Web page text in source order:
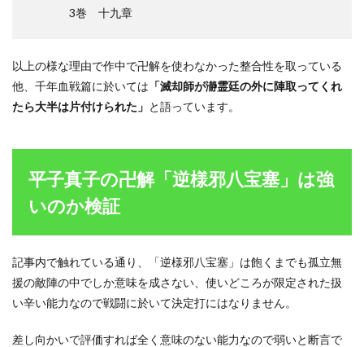
3巻 十九章
以上の様な理由で作中で卍解を使わなかった整合性を取っている
他、千年血戦篇に於いては 「滅却師が瀞霊廷の外に陣取ってくれ
たら大半は片付けられた」 と語っています。
平子真子の卍解「逆様邪八宝塞」は強
いのか検証
記事内で触れている通り、「逆様邪八宝塞」は飽くまでも孤立無
援の敵陣の中でしか意味を成さない、使いどころが限定された扱
い辛い能力なので戦闘に於いて決定打にはなりません。
差し向かいで評価すれば全く意味のない能力なので弱いと断言で